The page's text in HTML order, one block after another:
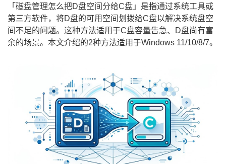
「磁盘管理怎么把D盘空间分给C盘」是指通过系统工具或
第三方软件，将D盘的可用空间划拨给C盘以解决系统盘空
间不足的问题。这种方法适用于C盘容量告急、D盘尚有富
余的场景。本文介绍的2种方法适用于Windows 11/10/8/7。